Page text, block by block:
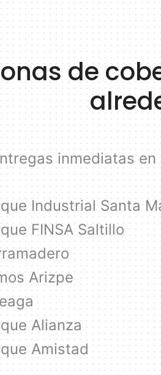
de
inmediatas
Industrial Santa
FINSA Saltillo
Arizpe
Alianza
Amistad